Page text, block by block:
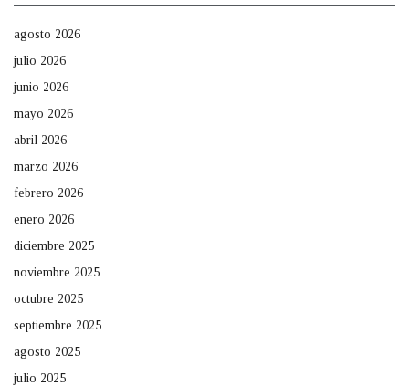
agosto 2026
julio 2026
junio 2026
mayo 2026
abril 2026
marzo 2026
febrero 2026
enero 2026
diciembre 2025
noviembre 2025
octubre 2025
septiembre 2025
agosto 2025
julio 2025